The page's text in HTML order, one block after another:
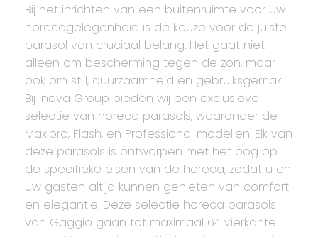
Bij het inrichten van een buitenruimte voor uw
horecagelegenheid is de keuze voor de juiste
parasol van cruciaal belang. Het gaat niet
alleen om bescherming tegen de zon, maar
ook om stijl, duurzaamheid en gebruiksgemak.
Bij Inova Group bieden wij een exclusieve
selectie van horeca parasols, waaronder de
Maxipro, Flash, en Professional modellen. Elk van
deze parasols is ontworpen met het oog op
de specifieke eisen van de horeca, zodat u en
uw gasten altijd kunnen genieten van comfort
en elegantie. Deze selectie horeca parasols
van Gaggio gaan tot maximaal 64 vierkante